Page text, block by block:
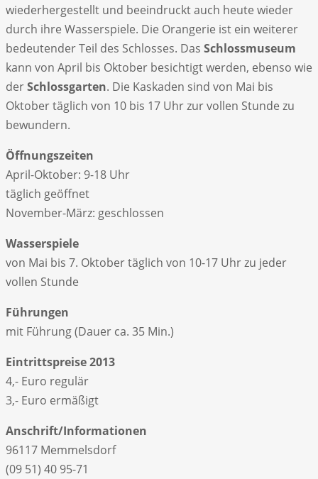
wiederhergestellt und beeindruckt auch heute wieder
durch ihre Wasserspiele. Die Orangerie ist ein weiterer
bedeutender Teil des Schlosses. Das Schlossmuseum
kann von April bis Oktober besichtigt werden, ebenso wie
derSchlossgarten. Die Kaskaden sind von Mai bis
Oktober täglich von 10 bis 17 Uhr zur vollen Stunde zu
bewundern.
Öffnungszeiten
April-Oktober: 9-18 Uhr
täglich geöffnet
November-März: geschlossen
Wasserspiele
von Mai bis 7. Oktober täglich von 10-17 Uhr zu jeder
vollen Stunde
Führungen
mit Führung (Dauer ca. 35 Min.)
Eintrittspreise 2013
4,- Euro regulär
3,- Euro ermäßigt
Anschrift/Informationen
96117 Memmelsdorf
(09 51) 40 95-71